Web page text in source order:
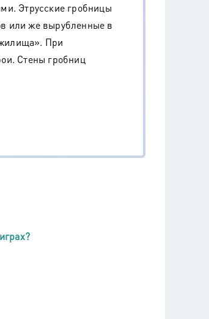
Этрусские гробницы
или же вырубленные в
При
Стены гробниц